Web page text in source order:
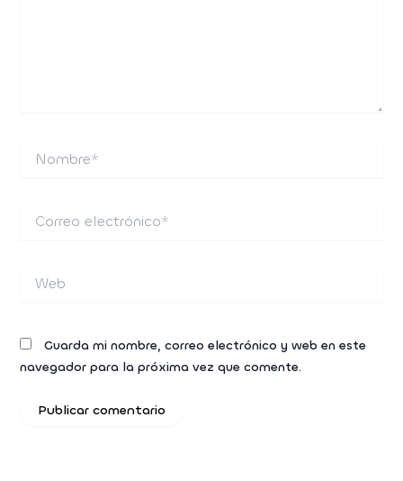
electrónico*
Guarda mi nombre, correo electrónico y web en este
navegador para la próxima vez que comente.